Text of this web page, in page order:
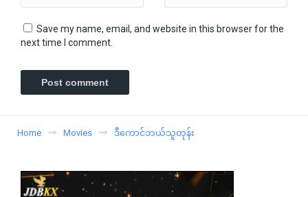
Save my name, email, and website in this browser for the
next time I comment.
Home Movies ဒီကောင်ဘယ်သူတုန်း